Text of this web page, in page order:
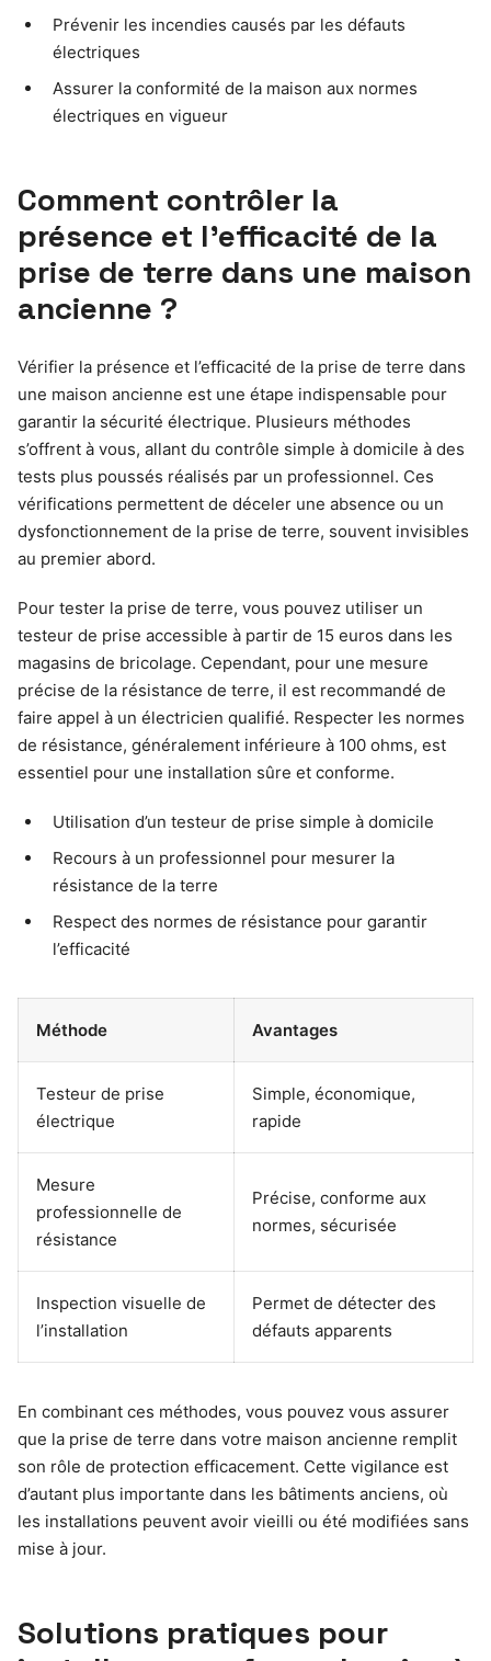
Prévenir les incendies causés par les défauts
électriques
Assurer la conformité de la maison aux normes
électriques en vigueur
Comment contrôler la
présence et l’efficacité de la
prise de terre dans une maison
ancienne ?
Vérifier la présence et l’efficacité de la prise de terre dans
une maison ancienne est une étape indispensable pour
garantir la sécurité électrique. Plusieurs méthodes
s’offrent à vous, allant du contrôle simple à domicile à des
tests plus poussés réalisés par un professionnel. Ces
vérifications permettent de déceler une absence ou un
dysfonctionnement de la prise de terre, souvent invisibles
au premier abord.
Pour tester la prise de terre, vous pouvez utiliser un
testeur de prise accessible à partir de 15 euros dans les
magasins de bricolage. Cependant, pour une mesure
précise de la résistance de terre, il est recommandé de
faire appel à un électricien qualifié. Respecter les normes
de résistance, généralement inférieure à 100 ohms, est
essentiel pour une installation sûre et conforme.
Utilisation d’un testeur de prise simple à domicile
Recours à un professionnel pour mesurer la
résistance de la terre
Respect des normes de résistance pour garantir
l’efficacité
Méthode Avantages
Testeur de prise
électrique
Simple, économique,
rapide
Mesure
professionnelle de
résistance
Précise, conforme aux
normes, sécurisée
Inspection visuelle de
l’installation
Permet de détecter des
défauts apparents
En combinant ces méthodes, vous pouvez vous assurer
que la prise de terre dans votre maison ancienne remplit
son rôle de protection efficacement. Cette vigilance est
d’autant plus importante dans les bâtiments anciens, où
les installations peuvent avoir vieilli ou été modifiées sans
mise à jour.
Solutions pratiques pour